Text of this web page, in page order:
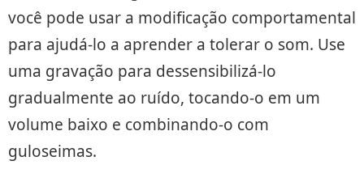
você pode usar a modificação comportamental
para ajudá-lo a aprender a tolerar o som. Use
uma gravação para dessensibilizá-lo
gradualmente ao ruído, tocando-o em um
volume baixo e combinando-o com
guloseimas.